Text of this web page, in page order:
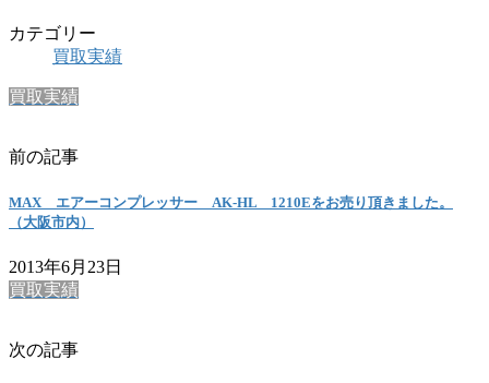
カテゴリー
買取実績
買取実績
前の記事
MAX エアーコンプレッサー AK-HL 1210Eをお売り頂きました。
（大阪市内）
2013年6月23日
買取実績
次の記事